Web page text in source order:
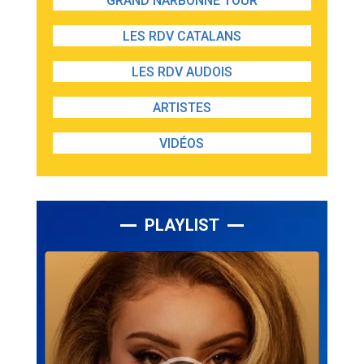
LES RDV CATALANS
LES RDV AUDOIS
ARTISTES
VIDÉOS
PLAYLIST
Lecteur